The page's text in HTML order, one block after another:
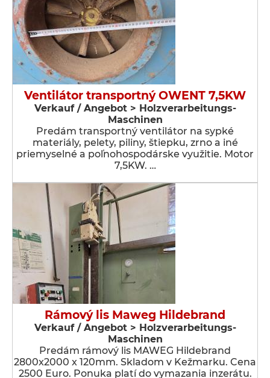
Ventilátor transportný OWENT 7,5KW
Verkauf / Angebot > Holzverarbeitungs-
Maschinen
Predám transportný ventilátor na sypké
materiály, pelety, piliny, štiepku, zrno a iné
priemyselné a poľnohospodárske využitie. Motor
7,5KW. …
Rámový lis Maweg Hildebrand
Verkauf / Angebot > Holzverarbeitungs-
Maschinen
Predám rámový lis MAWEG Hildebrand
2800x2000 x 120mm. Skladom v Kežmarku. Cena
2500 Euro. Ponuka platí do vymazania inzerátu.